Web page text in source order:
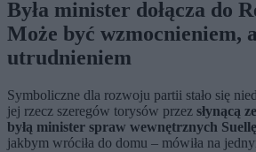
Była minister dołącza do
Może być wzmocnieniem,
utrudnieniem
Symboliczne dla rozwoju partii stało się
jej rzecz szeregów torysów przez słynącą
byłą minister spraw wewnętrznych
jakbym wróciła do domu – mówiła na